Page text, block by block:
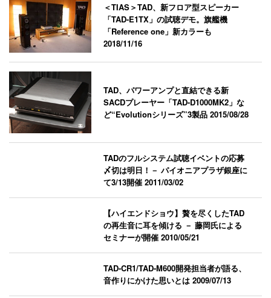
＜TIAS＞TAD、新フロア型スピーカー
「TAD-E1TX」の試聴デモ。旗艦機
「Reference one」新カラーも
2018/11/16
TAD、パワーアンプと直結できる新
SACDプレーヤー「TAD-D1000MK2」な
ど“Evolutionシリーズ”3製品2015/08/28
TADのフルシステム試聴イベントの応募
〆切は明日！－ パイオニアプラザ銀座に
て3/13開催2011/03/02
【ハイエンドショウ】贅を尽くしたTAD
の再生音に耳を傾ける － 藤岡氏による
セミナーが開催2010/05/21
TAD-CR1/TAD-M600開発担当者が語る、
音作りにかけた思いとは2009/07/13